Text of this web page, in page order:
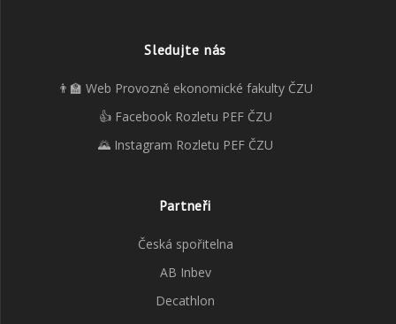
Sledujte nás
👨‍🏫 Web Provozně ekonomické fakulty ČZU
👍 Facebook Rozletu PEF ČZU
🌄 Instagram Rozletu PEF ČZU
Partneři
Česká spořitelna
AB Inbev
Decathlon